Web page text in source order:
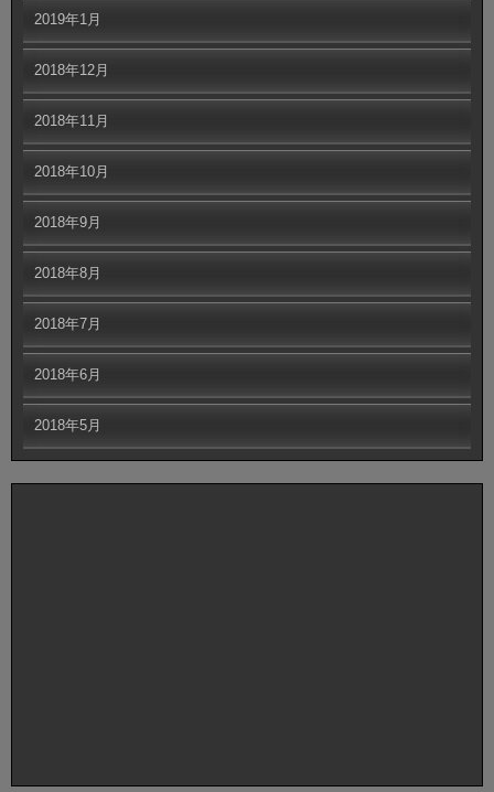
2019年1月
2018年12月
2018年11月
2018年10月
2018年9月
2018年8月
2018年7月
2018年6月
2018年5月